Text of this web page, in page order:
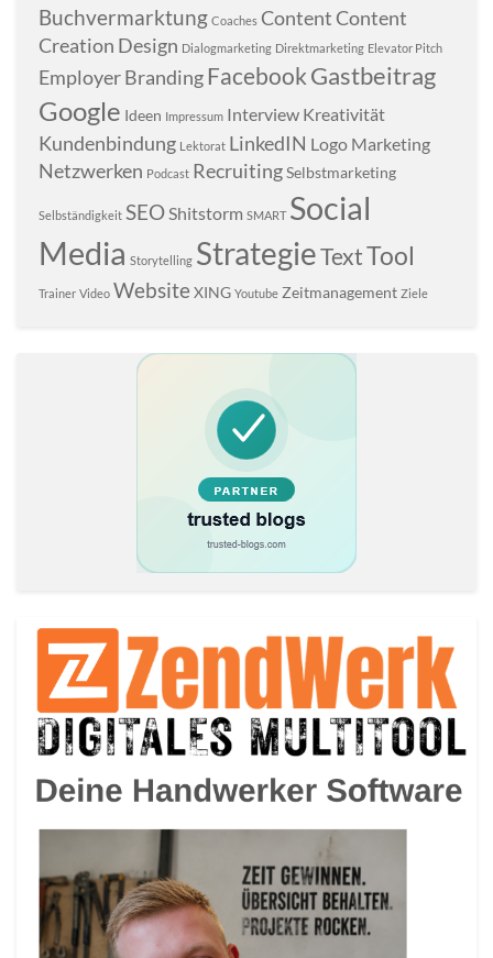
Buchvermarktung Coaches Content Content
Creation Design Dialogmarketing Direktmarketing Elevator Pitch
Employer BrandingFacebook Gastbeitrag
Google Ideen Impressum Interview Kreativität
Kundenbindung Lektorat LinkedIN Logo Marketing
Netzwerken Podcast RecruitingSelbstmarketing
Selbständigkeit SEO Shitstorm SMART Social
Media Storytelling StrategieTextTool
Trainer Video Website XING Youtube Zeitmanagement Ziele